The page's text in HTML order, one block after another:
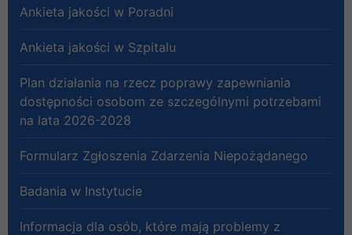
Ankieta jakości w Poradni
Ankieta jakości w Szpitalu
Plan działania na rzecz poprawy zapewniania
dostępności osobom ze szczególnymi potrzebami
na lata 2026-2028
Formularz Zgłoszenia Zdarzenia Niepożądanego
Badania w Instytucie
Informacja dla osób, które mają problemy z